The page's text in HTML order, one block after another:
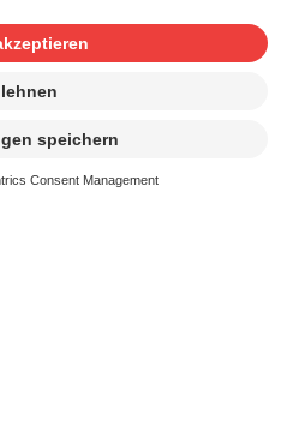
A und GT S)